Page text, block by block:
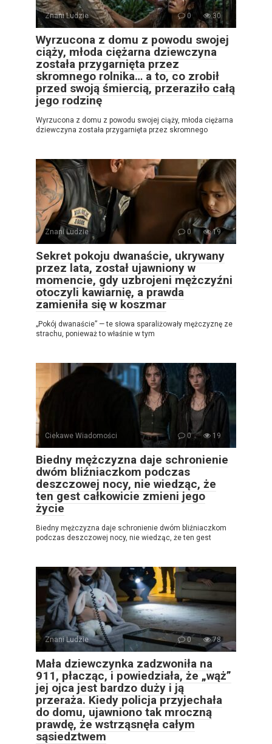
Znani Ludzie 0 30
Wyrzucona z domu z powodu swojej
ciąży, młoda ciężarna dziewczyna
została przygarnięta przez
skromnego rolnika… a to, co zrobił
przed swoją śmiercią, przeraziło całą
jego rodzinę
Wyrzucona z domu z powodu swojej ciąży, młoda ciężarna
dziewczyna została przygarnięta przez skromnego
Znani Ludzie 0 19
Sekret pokoju dwanaście, ukrywany
przez lata, został ujawniony w
momencie, gdy uzbrojeni mężczyźni
otoczyli kawiarnię, a prawda
zamieniła się w koszmar
„Pokój dwanaście” — te słowa sparaliżowały mężczyznę ze
strachu, ponieważ to właśnie w tym
Ciekawe Wiadomości 0 19
Biedny mężczyzna daje schronienie
dwóm bliźniaczkom podczas
deszczowej nocy, nie wiedząc, że
ten gest całkowicie zmieni jego
życie
Biedny mężczyzna daje schronienie dwóm bliźniaczkom
podczas deszczowej nocy, nie wiedząc, że ten gest
Znani Ludzie 0 78
Mała dziewczynka zadzwoniła na
911, płacząc, i powiedziała, że „wąż”
jej ojca jest bardzo duży i ją
przeraża. Kiedy policja przyjechała
do domu, ujawniono tak mroczną
prawdę, że wstrząsnęła całym
sąsiedztwem